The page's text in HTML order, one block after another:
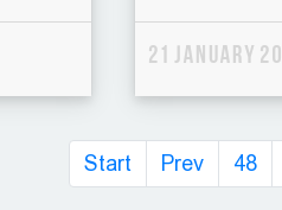
21 January
Start Prev 48